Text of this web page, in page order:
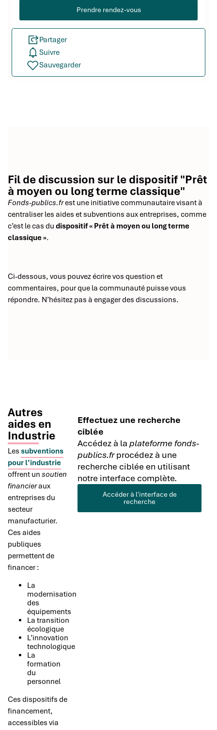
Prendre rendez-vous
Partager
Suivre
Sauvegarder
Fil de discussion sur le dispositif "Prêt
à moyen ou long terme classique"
Fonds-publics.frest une initiative communautaire visant à
centraliser les aides et subventions aux entreprises, comme
c’est le cas du dispositif « Prêt à moyen ou long terme
classique ».
Ci-dessous, vous pouvez écrire vos question et
commentaires, pour que la communauté puisse vous
répondre. N’hésitez pas à engager des discussions.
Autres
aides en
Industrie
Les subventions
pour l’industrie
offrent un soutien
financieraux
entreprises du
secteur
manufacturier.
Ces aides
publiques
permettent de
financer :
La
modernisation
des
équipements
La transition
écologique
L’innovation
technologique
La
formation
du
personnel
Ces dispositifs de
financement,
accessibles via
Effectuez une recherche
ciblée
Accédez à laplateforme fonds-
publics.frprocédez à une
recherche ciblée en utilisant
notre interface complète.
Accéder à l'interface de
recherche